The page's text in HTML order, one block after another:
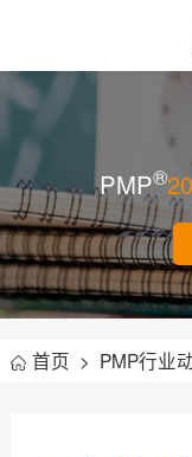
PMP®
首页 > PMP行业